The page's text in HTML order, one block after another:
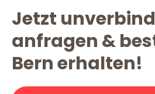
Jetzt
anfragen &
Bern erhalten!